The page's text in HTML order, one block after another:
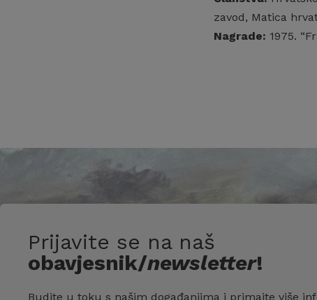
zavod, Matica
Nagrade: 1975.
Prijavite se na naš
obavjesnik/newsletter!
Budite u toku s našim događanjima i primajte više